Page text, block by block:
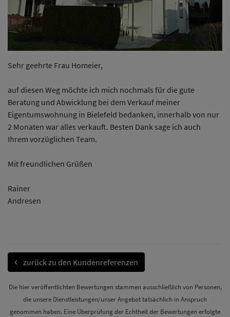
Sehr geehrte Frau Homeier,
auf diesen Weg möchte ich mich nochmals für die gute
Beratung und Abwicklung bei dem Verkauf meiner
Eigentumswohnung in Bielefeld bedanken, innerhalb von nur
2 Monaten war alles verkauft. Besten Dank sage ich auch
Ihrem vorzüglichen Team.
Mit freundlichen Grüßen
Rainer
zurück zu den Kundenreferenzen
Die hier veröffentlichten Bewertungen stammen ausschließlich von Personen,
die unsere Dienstleistungen/unser Angebot tatsächlich in Anspruch
genommen haben. Eine Überprüfung der Echtheit der Bewertungen erfolgte